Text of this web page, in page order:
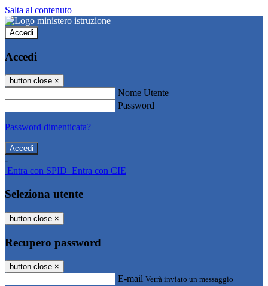
Salta al contenuto
Accedi
Accedi
button close ×
Nome Utente
Password
Password dimenticata?
-
Entra con SPID Entra con CIE
Seleziona utente
button close ×
Recupero password
button close ×
E-mail Verrà inviato un messaggio